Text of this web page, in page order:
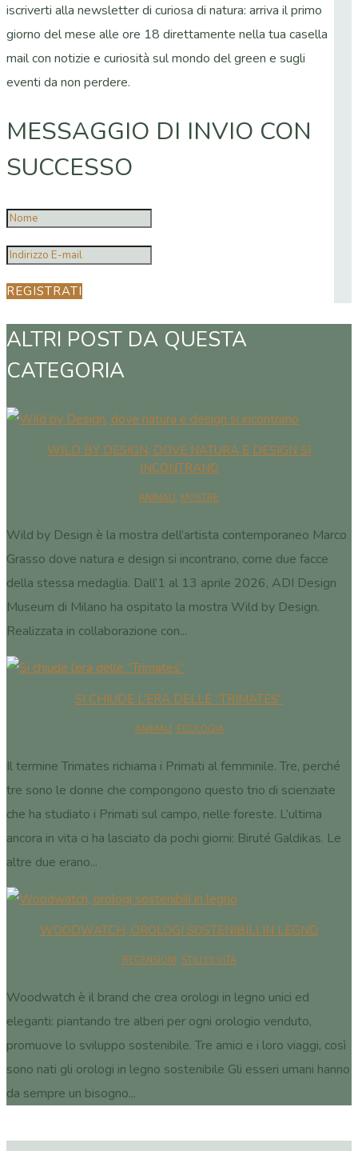
iscriverti alla newsletter di curiosa di natura: arriva il primo
giorno del mese alle ore 18 direttamente nella tua casella
mail con notizie e curiosità sul mondo del green e sugli
eventi da non perdere.
MESSAGGIO DI INVIO CON
SUCCESSO
REGISTRATI
ALTRI POST DA QUESTA
CATEGORIA
WILD BY DESIGN, DOVE NATURA E DESIGN SI
INCONTRANO
ANIMALI, MOSTRE
Wild by Design è la mostra dell’artista contemporaneo Marco
Grasso dove natura e design si incontrano, come due facce
della stessa medaglia. Dall’1 al 13 aprile 2026, ADI Design
Museum di Milano ha ospitato la mostra Wild by Design.
Realizzata in collaborazione con...
SI CHIUDE L’ERA DELLE “TRIMATES”
ANIMALI, ECOLOGIA
Il termine Trimates richiama i Primati al femminile. Tre, perché
tre sono le donne che compongono questo trio di scienziate
che ha studiato i Primati sul campo, nelle foreste. L’ultima
ancora in vita ci ha lasciato da pochi giorni: Biruté Galdikas. Le
altre due erano...
WOODWATCH, OROLOGI SOSTENIBILI IN LEGNO
RECENSIONI , STILI DI VITA
Woodwatch è il brand che crea orologi in legno unici ed
eleganti: piantando tre alberi per ogni orologio venduto,
promuove lo sviluppo sostenibile. Tre amici e i loro viaggi, così
sono nati gli orologi in legno sostenibile Gli esseri umani hanno
da sempre un bisogno...